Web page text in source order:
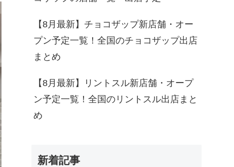
【8月最新】チョコザップ新店舗・オー
プン予定一覧！全国のチョコザップ出店
まとめ
【8月最新】リントスル新店舗・オープ
ン予定一覧！全国のリントスル出店まと
め
新着記事